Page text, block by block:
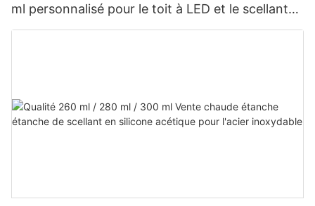
ml personnalisé pour le toit à LED et le scellant
en silicone acétique de gouttière